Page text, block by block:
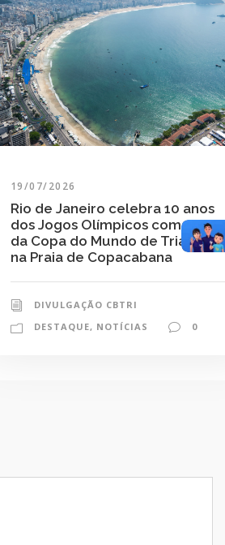
19/07/2026
Rio de Janeiro celebra 10 anos
dos Jogos Olímpicos com etapa
da Copa do Mundo de Triathlon
na Praia de Copacabana
DIVULGAÇÃO CBTRI
DESTAQUE, NOTÍCIAS 0